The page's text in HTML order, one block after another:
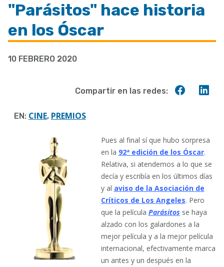
de
ayuda
la
"Parásitos" hace historia
en los Óscar
10 FEBRERO 2020
Compartir en las redes:
EN: CINE, PREMIOS
Pues al final sí que hubo sorpresa
en la 92ª edición de los Óscar.
Relativa, si atendemos a lo que se
decía y escribía en los últimos días
y al aviso de la Asociación de
Críticos de Los Angeles. Pero
que la película Parásitos se haya
alzado con los galardones a la
mejor película y a la mejor película
internacional, efectivamente marca
un antes y un después en la